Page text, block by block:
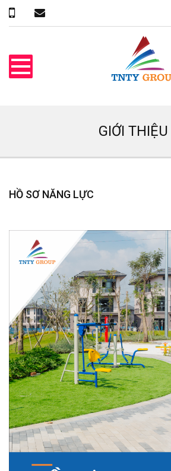
GIỚI THIỆU
HỒ SƠ NĂNG LỰC